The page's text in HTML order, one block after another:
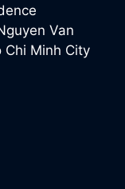
Van
Chi Minh City